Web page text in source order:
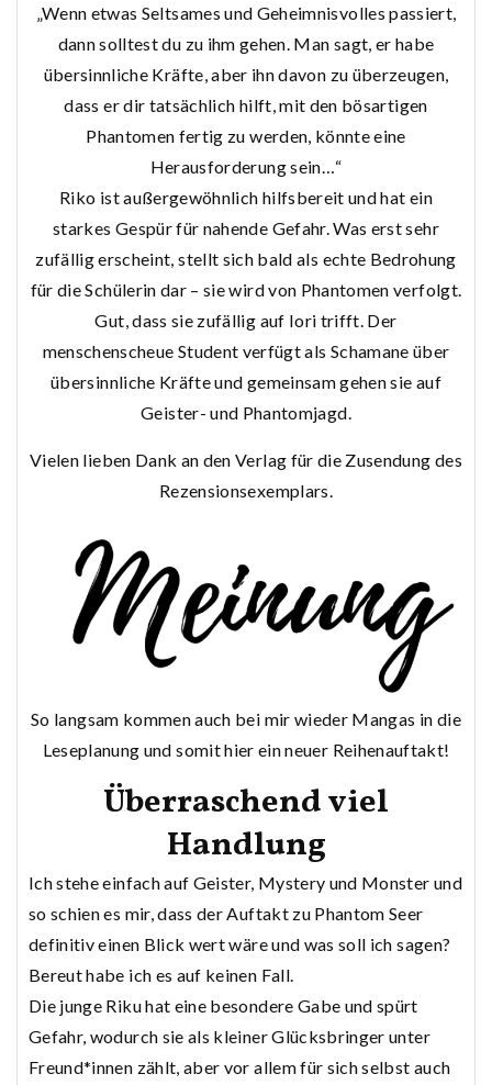
„Wenn etwas Seltsames und Geheimnisvolles passiert,
dann solltest du zu ihm gehen. Man sagt, er habe
übersinnliche Kräfte, aber ihn davon zu überzeugen,
dass er dir tatsächlich hilft, mit den bösartigen
Phantomen fertig zu werden, könnte eine
Herausforderung sein…“
Riko ist außergewöhnlich hilfsbereit und hat ein
starkes Gespür für nahende Gefahr. Was erst sehr
zufällig erscheint, stellt sich bald als echte Bedrohung
für die Schülerin dar – sie wird von Phantomen verfolgt.
Gut, dass sie zufällig auf Iori trifft. Der
menschenscheue Student verfügt als Schamane über
übersinnliche Kräfte und gemeinsam gehen sie auf
Geister- und Phantomjagd.
Vielen lieben Dank an den Verlag für die Zusendung des
Rezensionsexemplars.
So langsam kommen auch bei mir wieder Mangas in die
Leseplanung und somit hier ein neuer Reihenauftakt!
Überraschend viel
Handlung
Ich stehe einfach auf Geister, Mystery und Monster und
so schien es mir, dass der Auftakt zu Phantom Seer
definitiv einen Blick wert wäre und was soll ich sagen?
Bereut habe ich es auf keinen Fall.
Die junge Riku hat eine besondere Gabe und spürt
Gefahr, wodurch sie als kleiner Glücksbringer unter
Freund*innen zählt, aber vor allem für sich selbst auch